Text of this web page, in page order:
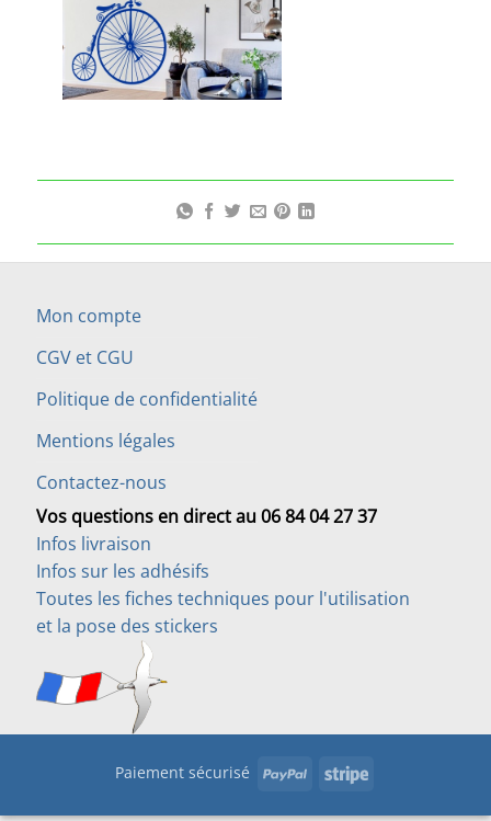
Mon compte
CGV et CGU
Politique de confidentialité
Mentions légales
Contactez-nous
Vos questions en direct au 06 84 04 27 37
Infos livraison
Infos sur les adhésifs
Toutes les fiches techniques pour l'utilisation
et la pose des stickers
Paiement sécurisé PayPal Stripe